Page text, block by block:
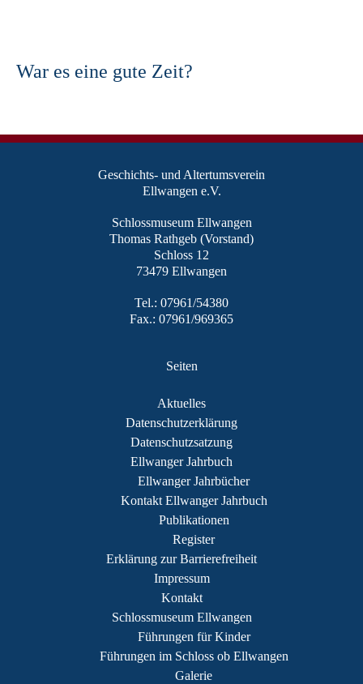
War es eine gute Zeit?
Geschichts- und Altertumsverein
Ellwangen e.V.
Schlossmuseum Ellwangen
Thomas Rathgeb (Vorstand)
Schloss 12
73479 Ellwangen
Tel.: 07961/54380
Fax.: 07961/969365
Seiten
Aktuelles
Datenschutzerklärung
Datenschutzsatzung
Ellwanger Jahrbuch
Ellwanger Jahrbücher
Kontakt Ellwanger Jahrbuch
Publikationen
Register
Erklärung zur Barrierefreiheit
Impressum
Kontakt
Schlossmuseum Ellwangen
Führungen für Kinder
Führungen im Schloss ob Ellwangen
Galerie